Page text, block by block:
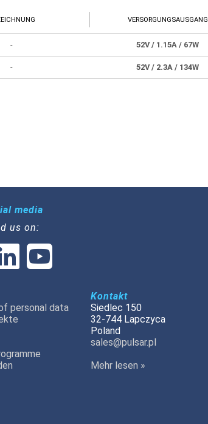
VERSORGUNGSAUSGANG
- 52V/ 1.15A/ 67W
- 52V/ 2.3A/ 134W
media
us on:
personal data
Kontakt
Siedlec 150
32-744 Lapczyca
Poland
sales@pulsar.pl
Mehr lesen »